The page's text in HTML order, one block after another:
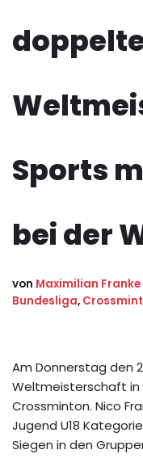
Sports
bei der
von Maximilian Franke
Bundesliga,
Am Donnerstag den
Weltmeisterschaft in
Crossminton. Nico
Jugend U18
Siegen in den